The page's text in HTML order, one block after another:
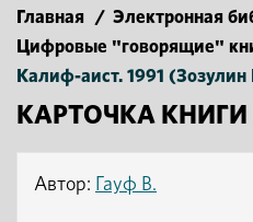
Главная / Электронная
Цифровые "говорящие"
Калиф-аист. 1991
КАРТОЧКА КНИГИ
Автор: Гауф В.